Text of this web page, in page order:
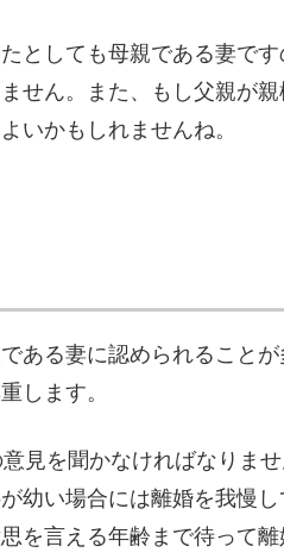
としても母親である妻で
せん。また、もし父親が
いかもしれませんね。
ある妻に認められること
します。
見を聞かなければなりま
幼い場合には離婚を我慢
を言える年齢まで待って